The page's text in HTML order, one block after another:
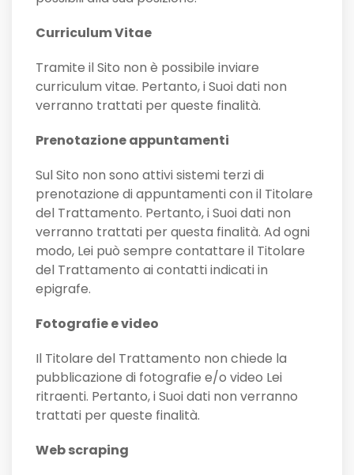
Curriculum Vitae
Tramite il Sito non è possibile inviare
curriculum vitae. Pertanto, i Suoi dati non
verranno trattati per queste finalità.
Prenotazione appuntamenti
Sul Sito non sono attivi sistemi terzi di
prenotazione di appuntamenti con il Titolare
del Trattamento. Pertanto, i Suoi dati non
verranno trattati per questa finalità. Ad ogni
modo, Lei può sempre contattare il Titolare
del Trattamento ai contatti indicati in
epigrafe.
Fotografie e video
Il Titolare del Trattamento non chiede la
pubblicazione di fotografie e/o video Lei
ritraenti. Pertanto, i Suoi dati non verranno
trattati per queste finalità.
Web scraping